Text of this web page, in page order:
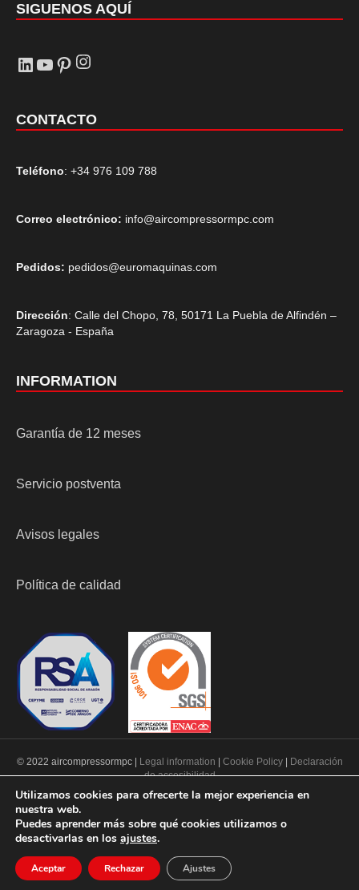
SIGUENOS AQUÍ
LinkedIn
YouTube
Pinterest
Instagram
CONTACTO
Teléfono: +34 976 109 788
Correo electrónico: info@aircompressormpc.com
Pedidos: pedidos@euromaquinas.com
Dirección: Calle del Chopo, 78, 50171 La Puebla de Alfindén –
Zaragoza - España
INFORMATION
Garantía de 12 meses
Servicio postventa
Avisos legales
Política de calidad
© 2022 aircompressormpc | Legal information Cookie Policy|
Declaración
de accesibilidad
PROGRAMA KIT DIGITAL COFINANCIADO POR LOS FONDOS NEXT
GENERATION (EU) DEL MECANISMO DE RECUPERACIÓN Y
RESILENCIA
Utilizamos cookies para ofrecerte la mejor experiencia en
nuestra web.
Puedes aprender más sobre qué cookies utilizamos o
desactivarlas en los ajustes.
Aceptar Rechazar Ajustes